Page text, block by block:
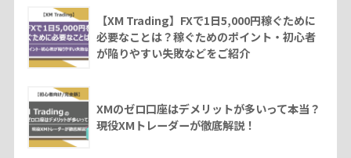
【XM Trading】FXで1日5,000円稼ぐために
必要なことは？稼ぐためのポイント・初心者
が陥りやすい失敗などをご紹介
XMのゼロ口座はデメリットが多いって本当？
現役XMトレーダーが徹底解説！